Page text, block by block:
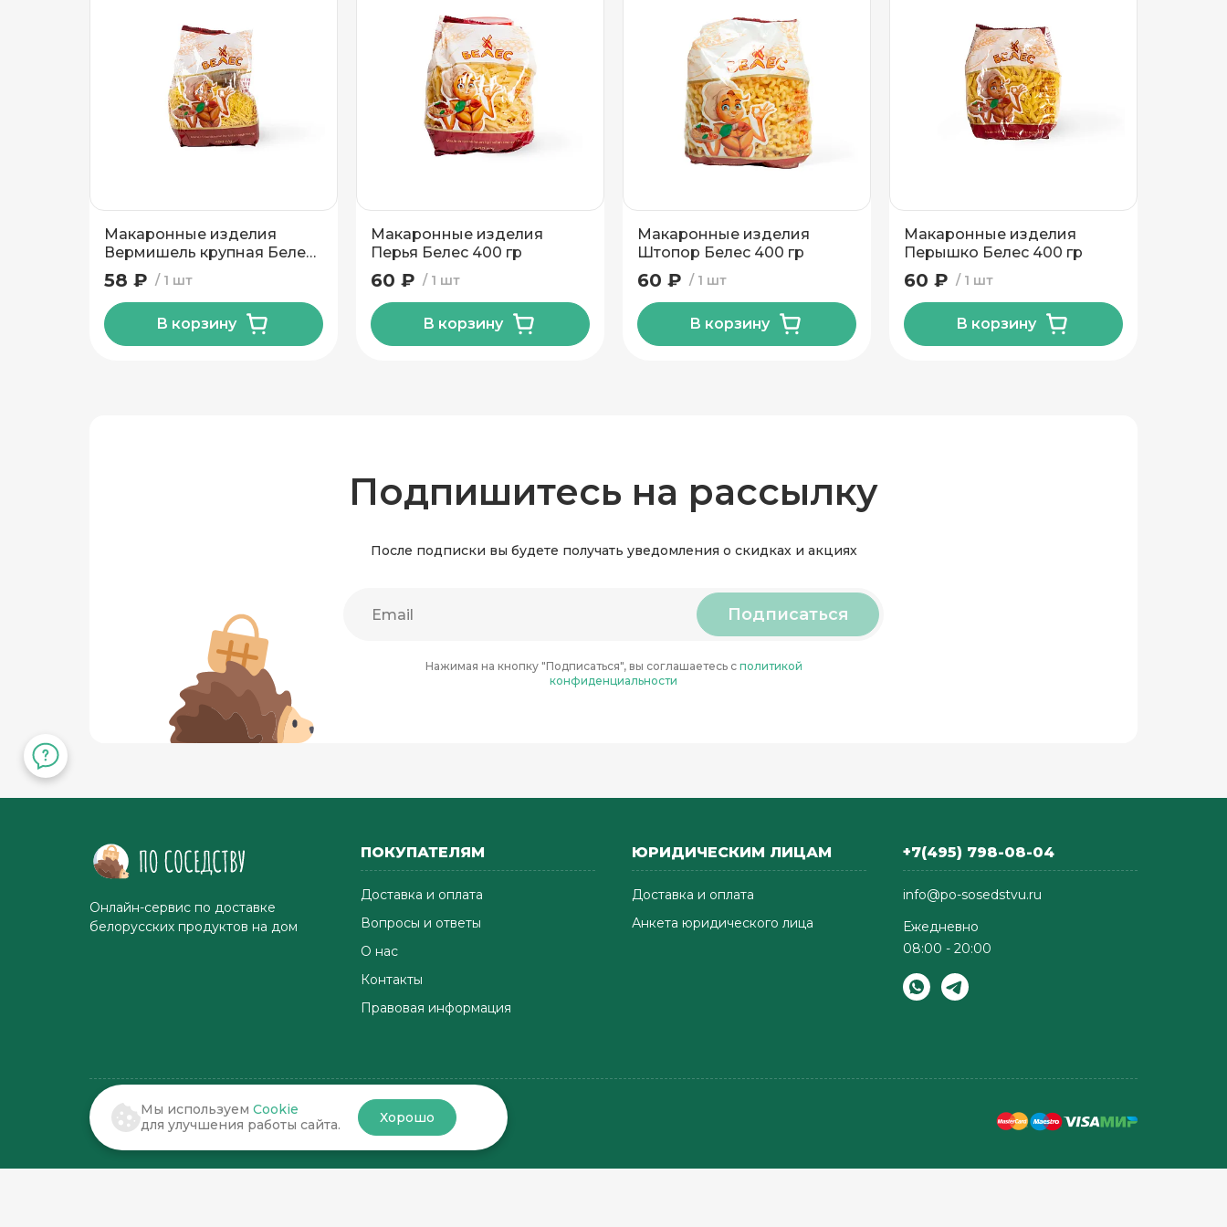
Макаронные изделия
Вермишель крупная Белес
400 гр
1 шт
58 ₽
В корзину
Макаронные изделия
Перья Белес 400 гр
1 шт
60 ₽
В корзину
Макаронные изделия
Штопор Белес 400 гр
1 шт
60 ₽
В корзину
Макаронные изделия
Перышко Белес 400 гр
1 шт
60 ₽
В корзину
Подпишитесь на рассылку
После подписки вы будете получать уведомления о скидках и акциях
Подписаться
Нажимая на кнопку "Подписаться", вы соглашаетесь с политикой
конфиденциальности
Онлайн-сервис по доставке
белорусских продуктов на дом
ПОКУПАТЕЛЯМ
Доставка и оплата
Вопросы и ответы
О нас
Контакты
Правовая информация
ЮРИДИЧЕСКИМ ЛИЦАМ
Доставка и оплата
Анкета юридического лица
+7(495) 798-08-04
info@po-sosedstvu.ru
Ежедневно
08:00 - 20:00
© 2022-2026 . По соседству
Мы используем Cookie
для улучшения работы сайта.
Хорошо